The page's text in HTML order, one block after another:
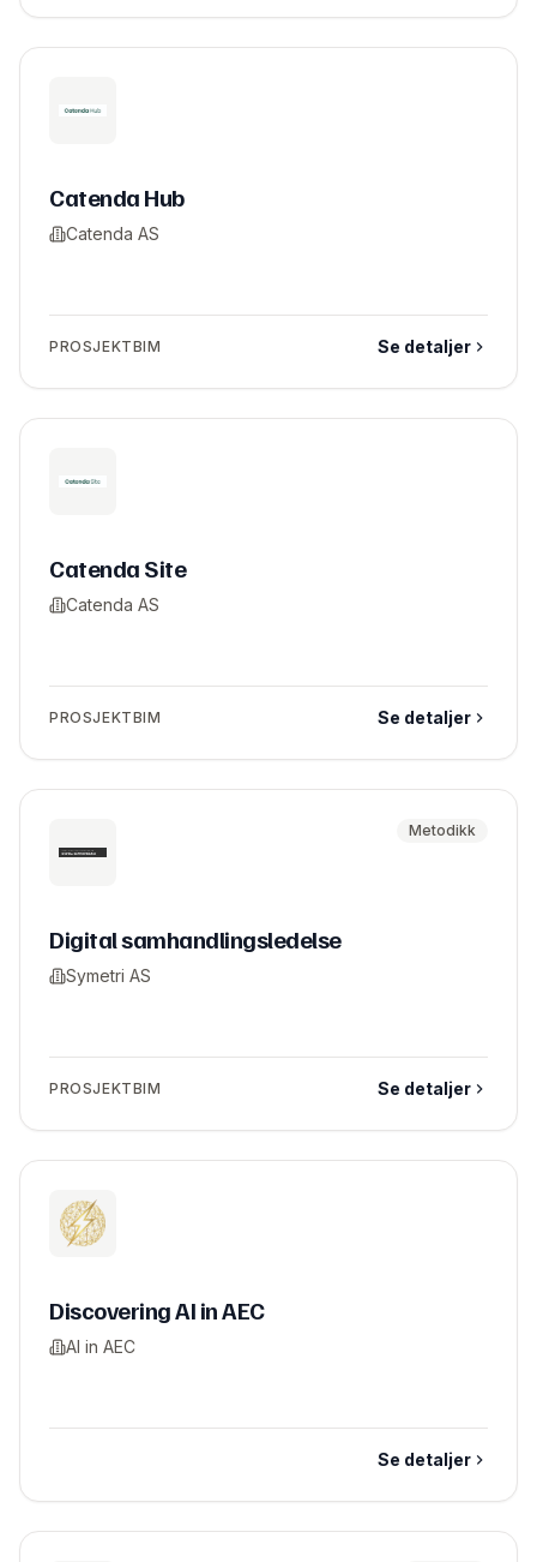
Catenda Hub
Catenda AS
PROSJEKTBIM Se detaljer
Catenda Site
Catenda AS
PROSJEKTBIM Se detaljer
Metodikk
Digital samhandlingsledelse
Symetri AS
PROSJEKTBIM Se detaljer
Discovering AI in AEC
AI in AEC
Se detaljer